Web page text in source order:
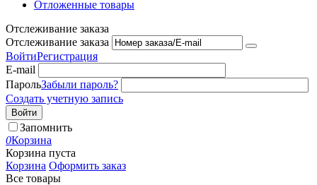
Отложенные товары
Отслеживание заказа
Отслеживание заказа
ВойтиРегистрация
E-mail
ПарольЗабыли пароль?
Создать учетную запись
Войти
Запомнить
0Корзина
Корзина пуста
Корзина Оформить заказ
Все товары